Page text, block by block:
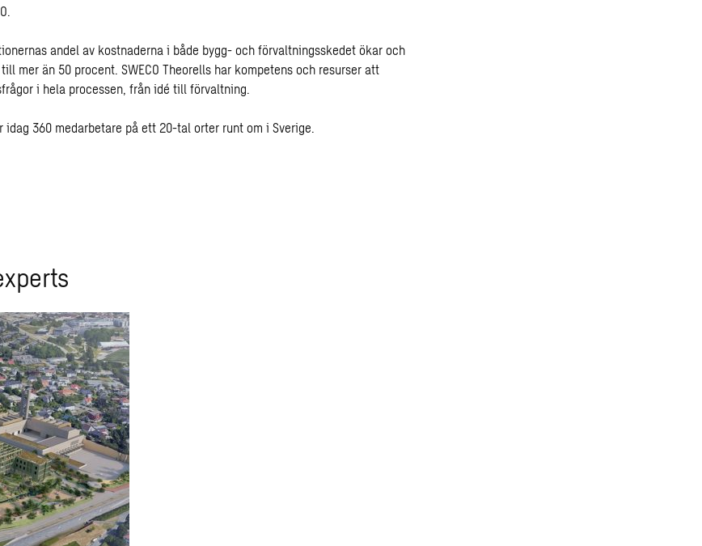
andel av kostnaderna i både bygg- och förvaltningsskedet ökar och
mer än 50 procent. SWECO Theorells har kompetens och resurser att
i hela processen, från idé till förvaltning.
idag 360 medarbetare på ett 20-tal orter runt om i Sverige.